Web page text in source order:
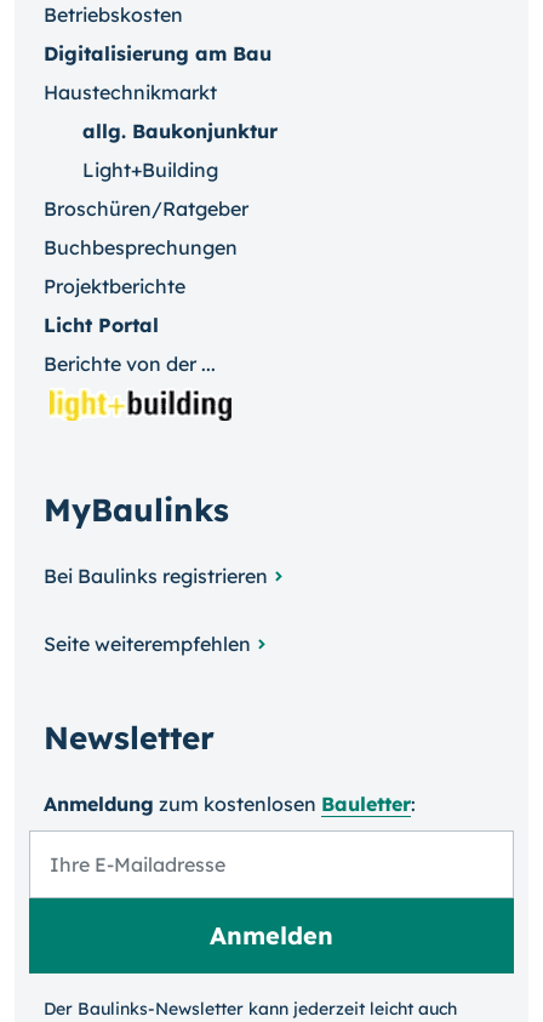
Betriebskosten
Digitalisierung am Bau
Haustechnikmarkt
allg. Baukonjunktur
Light+Building
Broschüren/Ratgeber
Buchbesprechungen
Projektberichte
Licht Portal
Berichte von der ...
MyBaulinks
Bei Baulinks registrieren
Seite weiterempfehlen
Newsletter
Anmeldung zum kosten­losen Bauletter:
Der Baulinks-Newsletter kann jeder­zeit leicht auch